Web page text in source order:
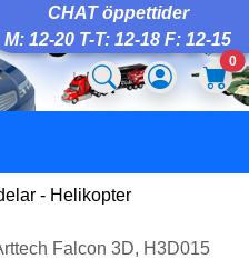
CHAT öppettider
M: 12-20 T-T: 12-18 F: 12-15
0
- Helikopter
Falcon 3D, H3D015